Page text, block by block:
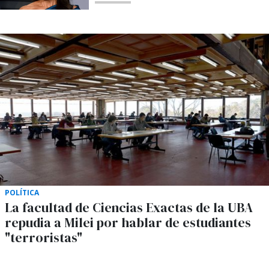
POLÍTICA
La facultad de Ciencias Exactas de la UBA
repudia a Milei por hablar de estudiantes
"terroristas"